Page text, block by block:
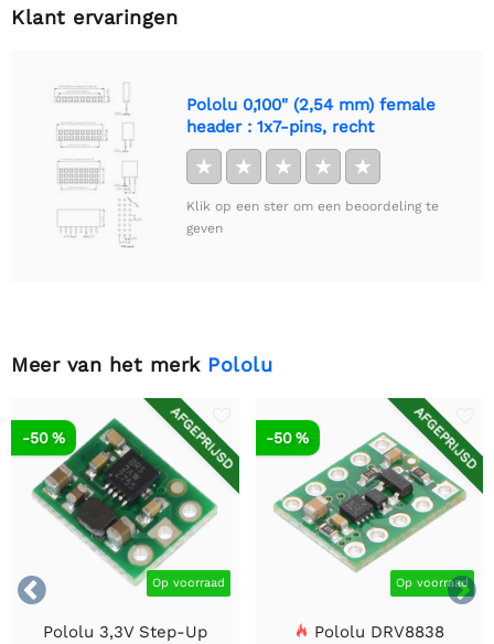
Klant ervaringen
Pololu 0,100" (2,54 mm) female
header : 1x7-pins, recht
★ ★ ★ ★ ★
Klik op een ster om een beoordeling te
geven
Meer van het merk Pololu


AFGEPRIJSD
Op voorraad
-50 %
Pololu 3,3V Step-Up
AFGEPRIJSD
Op voorraad
-50 %
Pololu DRV8838